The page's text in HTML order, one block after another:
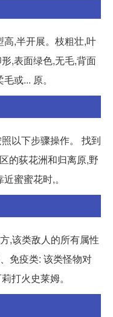
,半开展。枝粗壮,叶
,表面绿色,无毛,背面
或... 原。
以下步骤操作。 找到
的荻花洲和归离原,野
蜜蜜花时,。
,该类敌人的所有属性
免疫类: 该类怪物对
打火史莱姆。